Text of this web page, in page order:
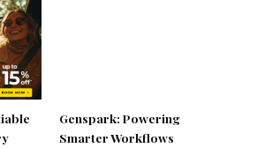
Genspark: Powering
Smarter Workflows